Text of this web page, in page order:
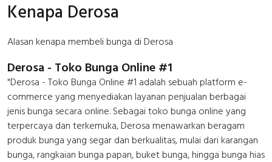
Kenapa Derosa
Alasan kenapa membeli bunga di Derosa
Derosa - Toko Bunga Online #1
"Derosa - Toko Bunga Online #1 adalah sebuah platform e-
commerce yang menyediakan layanan penjualan berbagai
jenis bunga secara online. Sebagai toko bunga online yang
terpercaya dan terkemuka, Derosa menawarkan beragam
produk bunga yang segar dan berkualitas, mulai dari karangan
bunga, rangkaian bunga papan, buket bunga, hingga bunga hias